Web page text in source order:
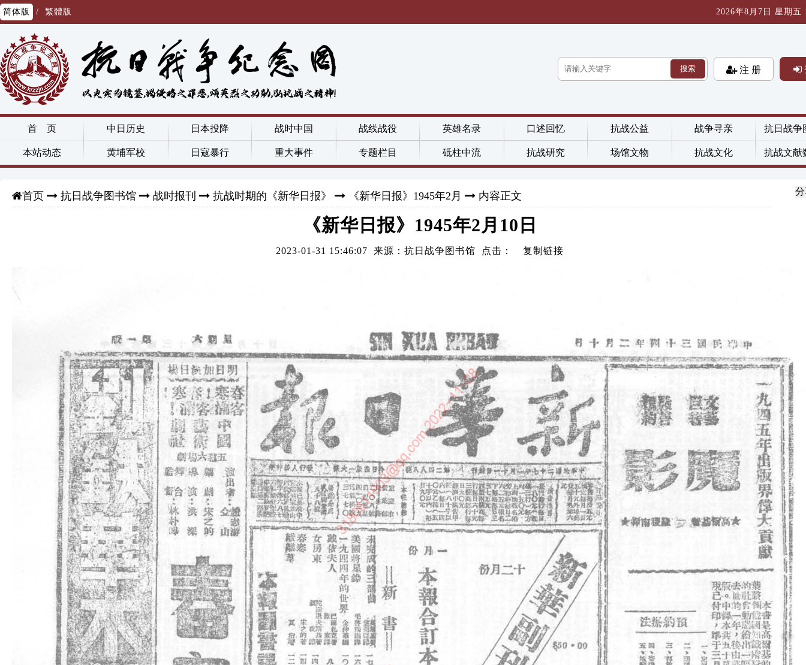
简体版 / 繁體版 2026年8月7日 星期五
搜索 注 册
首 页 中日历史 日本投降 战时中国 战线战役 英雄名录 口述回忆 抗战公益 战争寻亲 抗日战争
本站动态 黄埔军校 日寇暴行 重大事件 专题栏目 砥柱中流 抗战研究 场馆文物 抗战文化 抗战文献
首页 抗日战争图书馆 战时报刊 抗战时期的《新华日报》 《新华日报》1945年2月 内容正文
《新华日报》1945年2月10日
2023-01-31 15:46:07 来源：抗日战争图书馆 点击： 复制链接